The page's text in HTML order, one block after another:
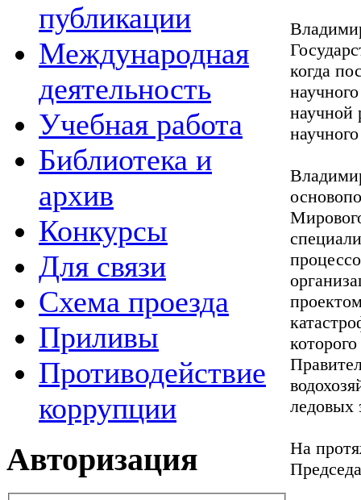
публикации
Международная
деятельность
Учебная работа
Библиотека и
архив
Конкурсы
Для связи
Схема проезда
Приливы
Противодействие
коррупции
Авторизация
когда
научной
ледовых
На